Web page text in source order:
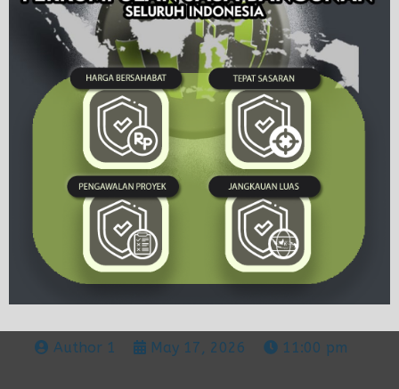
Author 1 May 17, 2026 11:00 pm